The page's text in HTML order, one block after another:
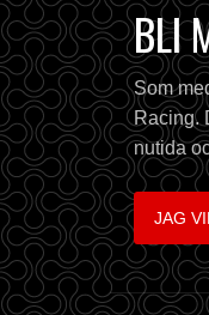
BLI
Som
Racing.
nutida
JAG